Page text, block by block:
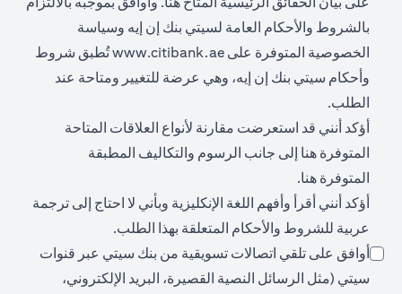
بالشروط والأحكام العامة لسيتي بنك إن إيه وسياسة
الخصوصية المتوفرة على www.citibank.ae
in a new tab
تُطبق شروط
وأحكام سيتي بنك إن إيه، وهي عرضة للتغيير ومتاحة عند
الطلب.
أؤكد أنني قد استعرضت مقارنة لأنواع العلاقات المتاحة
المتوفرة هنا opens in a new tab
إلى جانب الرسوم والتكاليف المطبقة
المتوفرة هناopens in a new tab.
أؤكد أنني أقرأ وأفهم اللغة الإنكليزية وبأني لا احتاج إلى ترجمة
عربية للشروط والأحكام المتعلقة بهذا الطلب.
أوافق على تلقي اتصالات تسويقية من بنك سيتي عبر قنوات
سيتي (مثل الرسائل النصية القصيرة، البريد الإلكتروني،